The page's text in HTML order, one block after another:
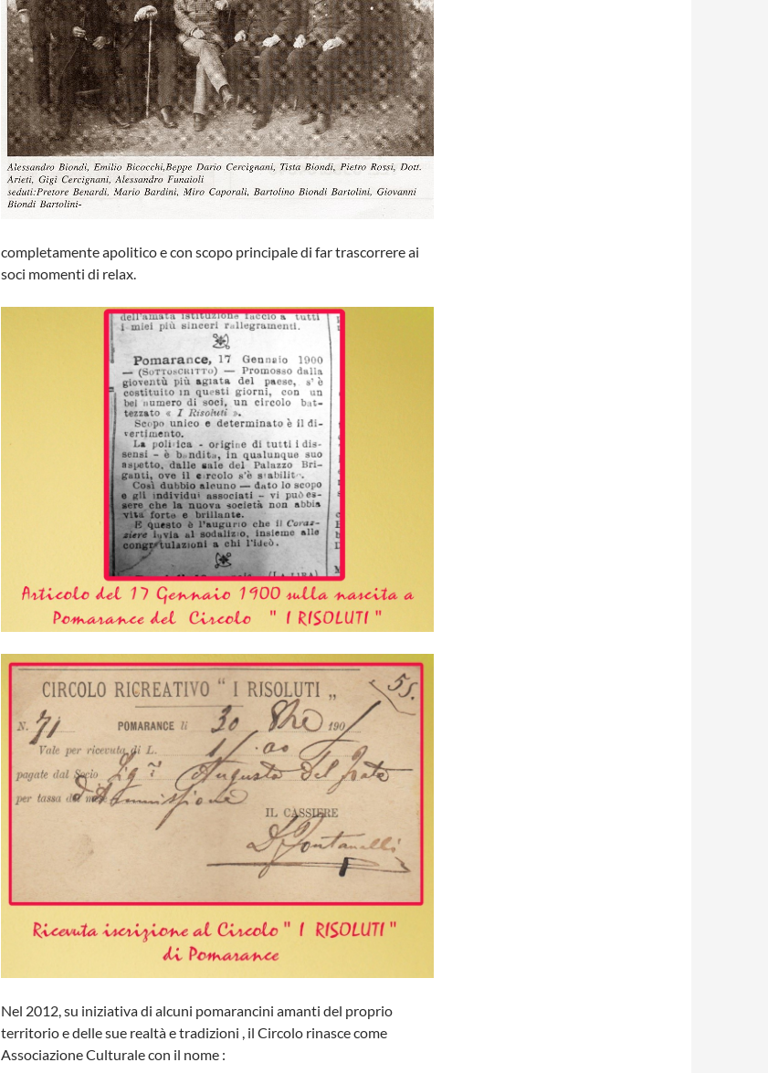
completamente apolitico e con scopo principale di far trascorrere ai
soci momenti di relax.
Nel 2012, su iniziativa di alcuni pomarancini amanti del proprio
territorio e delle sue realtà e tradizioni , il Circolo rinasce come
Associazione Culturale con il nome :